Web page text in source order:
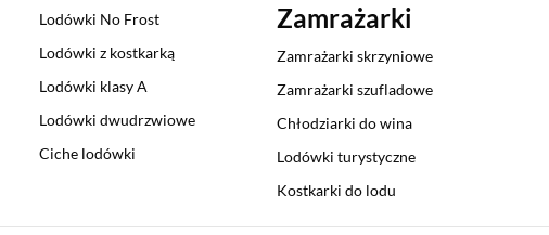
Lodówki No Frost
Lodówki z kostkarką
Lodówki klasy A
Lodówki dwudrzwiowe
Ciche lodówki
Zamrażarki
Zamrażarki skrzyniowe
Zamrażarki szufladowe
Chłodziarki do wina
Lodówki turystyczne
Kostkarki do lodu